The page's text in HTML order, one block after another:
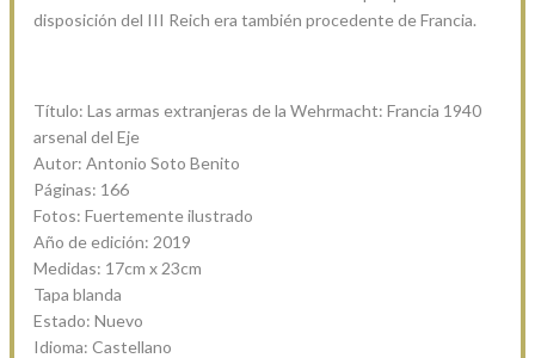
disposición del III Reich era también procedente de Francia.
Título: Las armas extranjeras de la Wehrmacht: Francia 1940
arsenal del Eje
Autor: Antonio Soto Benito
Páginas: 166
Fotos: Fuertemente ilustrado
Año de edición: 2019
Medidas: 17cm x 23cm
Tapa blanda
Estado: Nuevo
Idioma: Castellano